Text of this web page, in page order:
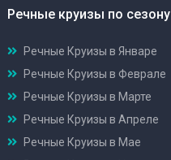
Речные круизы по сезону
Речные Круизы в Январе
Речные Круизы в Феврале
Речные Круизы в Марте
Речные Круизы в Апреле
Речные Круизы в Мае